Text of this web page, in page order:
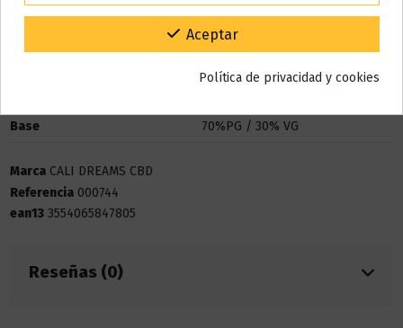
Detalles del producto
Base 70%PG / 30% VG
Marca CALI DREAMS CBD
Referencia 000744
ean13 3554065847805
Reseñas (0)
Gracias por tu paciencia y por seguir confiando en nosotros.
Aceptar
Política de privacidad y cookies